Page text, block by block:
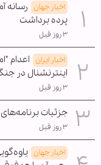
اخبار جهان رسانه
پرده برداشت
۳ روز قبل
اخبار ایران اعدام
اینترنشنال در جنگ‌های ۱۲
۳ روز قبل
جزئیات
۳ روز قبل
اخبار جهان